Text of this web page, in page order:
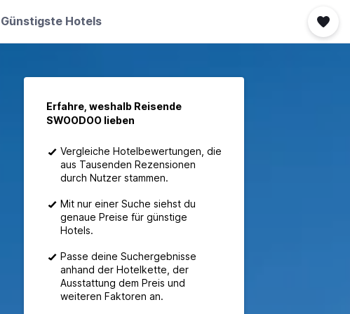
Günstigste Hotels
Erfahre, weshalb Reisende
SWOODOO lieben
Vergleiche Hotelbewertungen, die
aus Tausenden Rezensionen
durch Nutzer stammen.
Mit nur einer Suche siehst du
genaue Preise für günstige
Hotels.
Passe deine Suchergebnisse
anhand der Hotelkette, der
Ausstattung dem Preis und
weiteren Faktoren an.